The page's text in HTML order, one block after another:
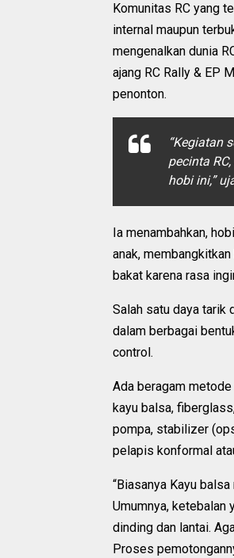
Komunitas RC yang
internal maupun
mengenalkan dunia
ajang RC Rally & EP
penonton.
“Kegiatan
pecinta
hobi ini,”
Ia menambahkan,
anak,
bakat karena rasa
Salah satu daya tarik
dalam berbagai
control.
Ada beragam
kayu balsa,
pompa, stabilizer
pelapis konformal
“Biasanya Kayu
Umumnya, ketebalan
dinding dan lantai.
Proses